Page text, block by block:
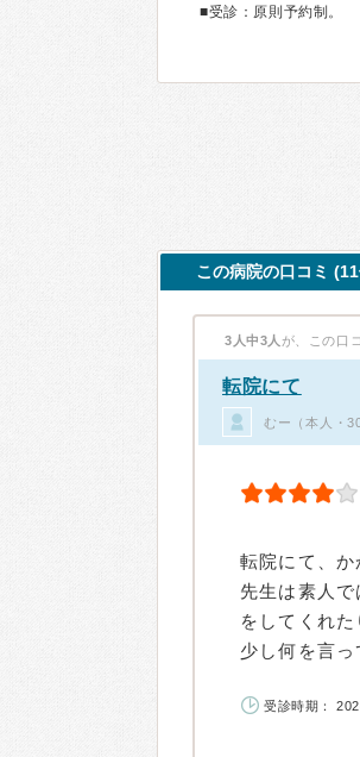
■受診：原則予約制。
この病院の口コミ
3人中3人 が、この口
転院にて
むー（本人・
転院にて、か
先生は素人
をしてくれた
少し何を言
受診時期：